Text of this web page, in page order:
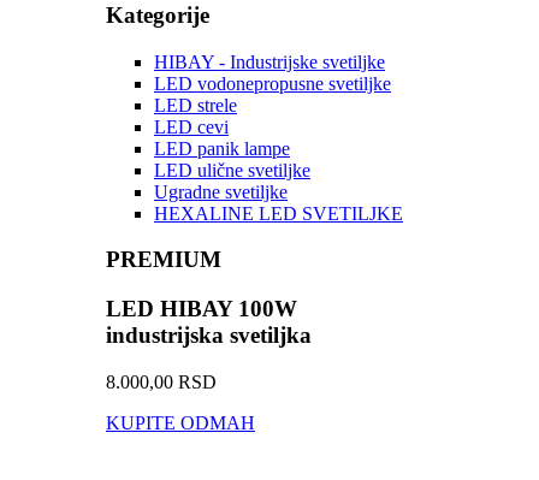
Kategorije
HIBAY - Industrijske svetiljke
LED vodonepropusne svetiljke
LED strele
LED cevi
LED panik lampe
LED ulične svetiljke
Ugradne svetiljke
HEXALINE LED SVETILJKE
PREMIUM
LED HIBAY 100W
industrijska svetiljka
8.000,00 RSD
KUPITE ODMAH